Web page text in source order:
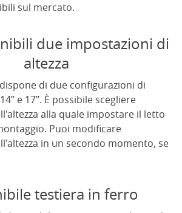
sul mercato.
due impostazioni di
altezza
di due configurazioni di
e 17’’. È possibile scegliere
alla quale impostare il letto
Puoi modificare
in un secondo momento, se
testiera in ferro